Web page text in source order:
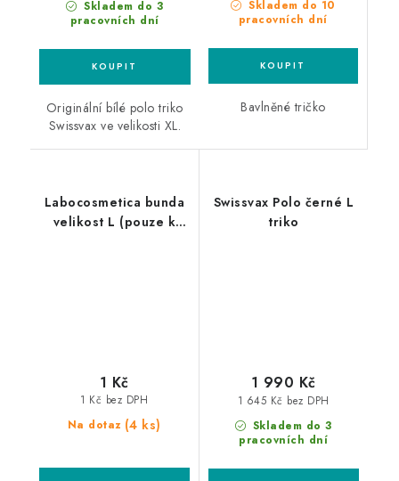
Skladem do 3
pracovních dní
Originální bílé polo triko
Swissvax ve velikosti XL.
Skladem do 10
pracovních dní
Bavlněné tričko
Labocosmetica bunda
velikost L (pouze k
Na dotaz (4 ks)
1 Kč bez DPH
1 Kč
Swissvax Polo černé L
triko
Skladem do 3
pracovních dní
1 645 Kč bez DPH
1 990 Kč